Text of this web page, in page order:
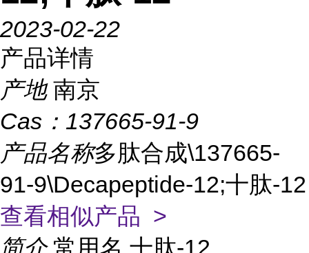
2023-02-22
产品详情
产地 南京
Cas： 137665-91-9
产品名称多肽合成\137665-
91-9\Decapeptide-12;十肽-12
查看相似产品 >
简介 常用名 十肽-12